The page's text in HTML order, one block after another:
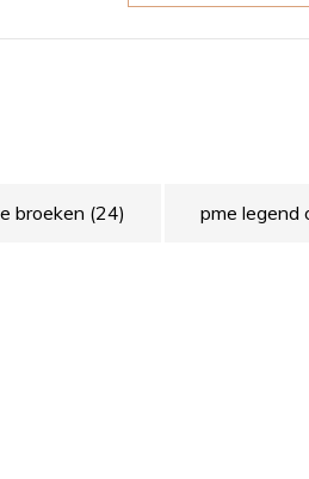
broeken (24) pme legend